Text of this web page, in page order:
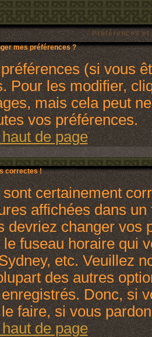
Préférences
mes préférences ?
(si vous
Pour les modifier,
mais cela peut
vos préférences.
de page
correctes !
certainement
affichées dans
devriez changer vos
fuseau horaire qui
etc. Veuillez
des autres
Donc, si
faire, si vous
de page